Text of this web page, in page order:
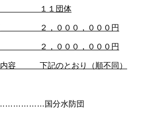
数 １１団体
額 ２，０００，０００円
２，０００，０００円
内容 下記のとおり（順不同）
国分水防団